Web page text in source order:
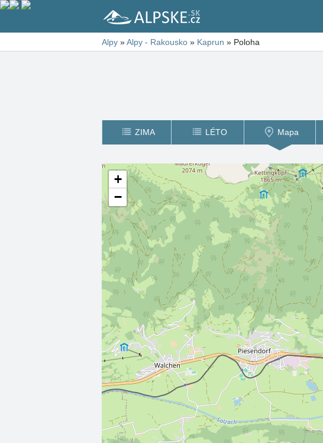
Alpy »Alpy - Rakousko » Kaprun » Poloha
ZIMA LÉTO Mapa
+
−